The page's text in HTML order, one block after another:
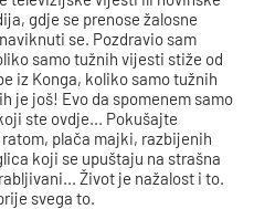
gdje se prenose žalosne
se. Pozdravio sam
samo tužnih vijesti stiže od
iz Konga, koliko samo tužnih
je još! Evo da spomenem samo
ste ovdje... Pokušajte
plača majki, razbijenih
koji se upuštaju na strašna
Život je nažalost i to.
svega to.